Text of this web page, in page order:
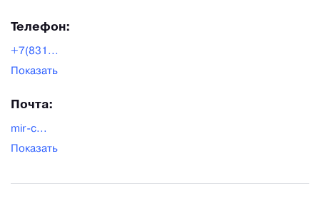
Телефон:
+7(831...
Показать
Почта:
mir-c...
Показать